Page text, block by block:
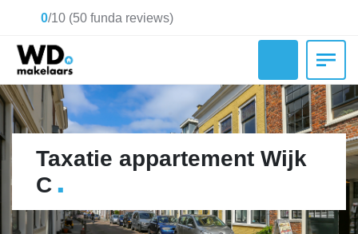
0/10 (50 funda reviews)
Taxatie appartement Wijk
C .